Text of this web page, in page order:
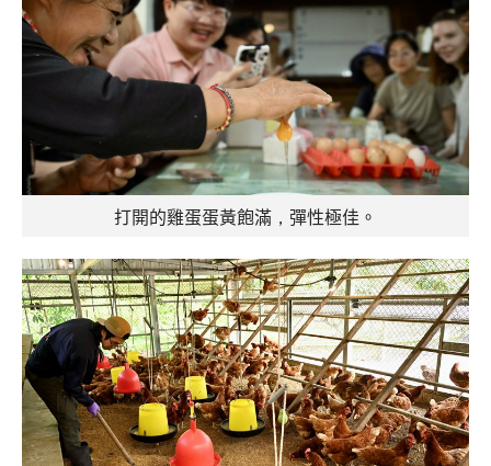
打開的雞蛋蛋黃飽滿，彈性極佳。